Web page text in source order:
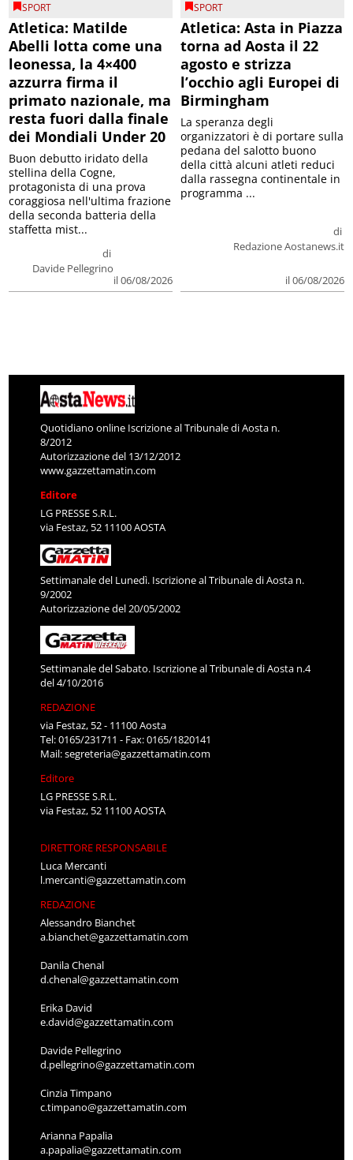
SPORT
Atletica: Matilde
Abelli lotta come una
leonessa, la 4×400
azzurra firma il
primato nazionale, ma
resta fuori dalla finale
dei Mondiali Under 20
di
Davide Pellegrino
il 06/08/2026
Buon debutto iridato della
stellina della Cogne,
protagonista di una prova
coraggiosa nell'ultima frazione
della seconda batteria della
staffetta mist...
SPORT
Atletica: Asta in Piazza
torna ad Aosta il 22
agosto e strizza
l’occhio agli Europei di
Birmingham
di
Redazione Aostanews.it
il 06/08/2026
La speranza degli
organizzatori è di portare sulla
pedana del salotto buono
della città alcuni atleti reduci
dalla rassegna continentale in
programma ...
Quotidiano online Iscrizione al Tribunale di Aosta n.
8/2012
Autorizzazione del 13/12/2012
www.gazzettamatin.com
Editore
LG PRESSE S.R.L.
via Festaz, 52 11100 AOSTA
Settimanale del Lunedì. Iscrizione al Tribunale di Aosta n.
9/2002
Autorizzazione del 20/05/2002
Settimanale del Sabato. Iscrizione al Tribunale di Aosta n.4
del 4/10/2016
REDAZIONE
via Festaz, 52 - 11100 Aosta
Tel: 0165/231711 - Fax: 0165/1820141
Mail:segreteria@gazzettamatin.com
Editore
LG PRESSE S.R.L.
via Festaz, 52 11100 AOSTA
DIRETTORE RESPONSABILE
Luca Mercanti
l.mercanti@gazzettamatin.com
REDAZIONE
Alessandro Bianchet
a.bianchet@gazzettamatin.com
Danila Chenal
d.chenal@gazzettamatin.com
Erika David
e.david@gazzettamatin.com
Davide Pellegrino
d.pellegrino@gazzettamatin.com
Cinzia Timpano
c.timpano@gazzettamatin.com
Arianna Papalia
a.papalia@gazzettamatin.com